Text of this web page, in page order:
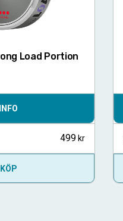
Load Portion
INFO
499
KÖP